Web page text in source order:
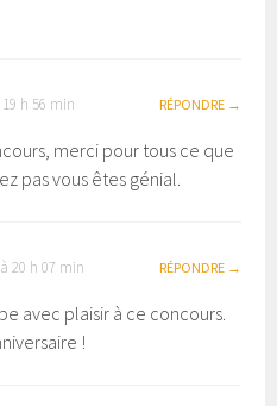
h 56 min RÉPONDRE
merci pour tous ce que
pas vous êtes génial.
20 h 07 min RÉPONDRE
avec plaisir à ce concours.
!